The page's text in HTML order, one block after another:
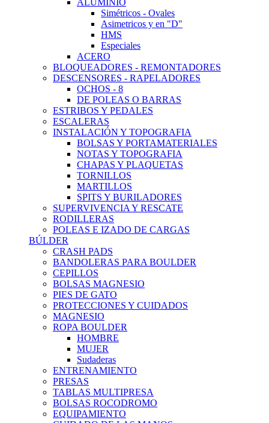
ALUMINIO
Simétricos - Ovales
Asimetricos y en "D"
HMS
Especiales
ACERO
BLOQUEADORES - REMONTADORES
DESCENSORES - RAPELADORES
OCHOS - 8
DE POLEAS O BARRAS
ESTRIBOS Y PEDALES
ESCALERAS
INSTALACIÓN Y TOPOGRAFIA
BOLSAS Y PORTAMATERIALES
NOTAS Y TOPOGRAFIA
CHAPAS Y PLAQUETAS
TORNILLOS
MARTILLOS
SPITS Y BURILADORES
SUPERVIVENCIA Y RESCATE
RODILLERAS
POLEAS E IZADO DE CARGAS
BÚLDER
CRASH PADS
BANDOLERAS PARA BOULDER
CEPILLOS
BOLSAS MAGNESIO
PIES DE GATO
PROTECCIONES Y CUIDADOS
MAGNESIO
ROPA BOULDER
HOMBRE
MUJER
Sudaderas
ENTRENAMIENTO
PRESAS
TABLAS MULTIPRESA
BOLSAS ROCODROMO
EQUIPAMIENTO